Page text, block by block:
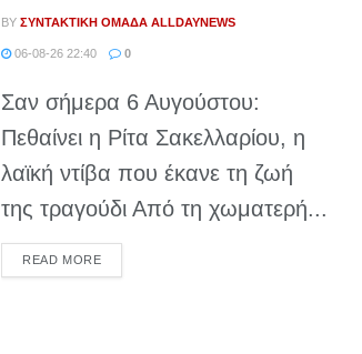
BY ΣΥΝΤΑΚΤΙΚΉ ΟΜΆΔΑ ALLDAYNEWS
06-08-26 22:40 0
Σαν σήμερα 6 Αυγούστου:
Πεθαίνει η Ρίτα Σακελλαρίου, η
λαϊκή ντίβα που έκανε τη ζωή
της τραγούδι Από τη χωματερή...
READ MOREDETAILS